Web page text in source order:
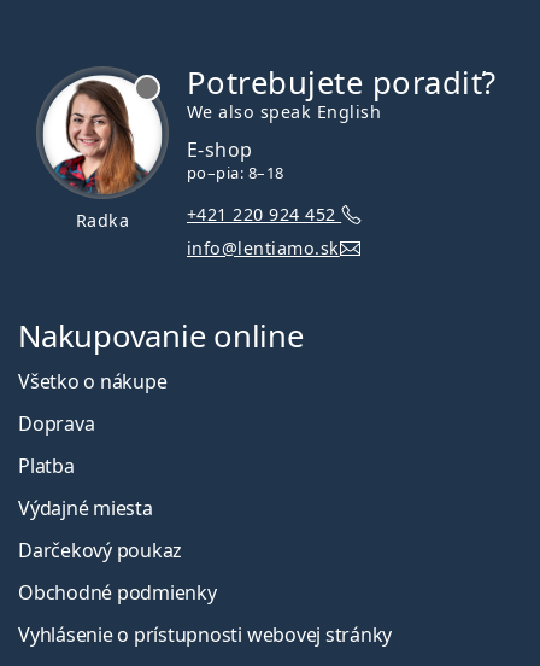
Radka
Potrebujete poradiť?
We also speak English
E-shop
po–pia: 8–18
+421 220 924 452
info@lentiamo.sk
Nakupovanie online
Všetko o nákupe
Doprava
Platba
Výdajné miesta
Darčekový poukaz
Obchodné podmienky
Vyhlásenie o prístupnosti webovej stránky